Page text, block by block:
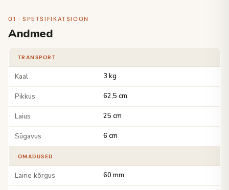
01 · SPETSIFIKATSIOON
Andmed
TRANSPORT
Kaal 3 kg
Pikkus 62,5 cm
Laius 25 cm
Sügavus 6 cm
OMADUSED
Laine kõrgus 60 mm